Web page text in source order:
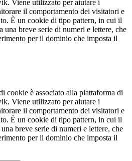
Viene utilizzato per aiutare i
il comportamento dei visitatori e
È un cookie di tipo pattern, in cui il
una breve serie di numeri e lettere, che
per il dominio che imposta il
cookie è associato alla piattaforma di
Viene utilizzato per aiutare i
il comportamento dei visitatori e
È un cookie di tipo pattern, in cui il
breve serie di numeri e lettere, che
per il dominio che imposta il